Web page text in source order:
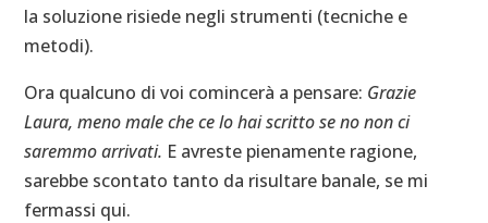
la soluzione risiede negli strumenti (tecniche e
metodi).
Ora qualcuno di voi comincerà a pensare: Grazie
Laura, meno male che ce lo hai scritto se no non ci
saremmo arrivati. E avreste pienamente ragione,
sarebbe scontato tanto da risultare banale, se mi
fermassi qui.